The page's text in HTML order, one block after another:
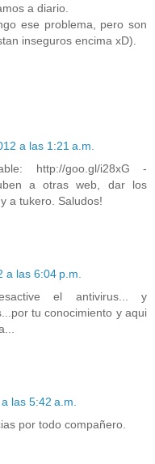
a diario.
ese problema, pero son
inseguros encima xD).
a las 1:21 a.m.
http://goo.gl/i28xG -
a otras web, dar los
a tukero. Saludos!
las 6:04 p.m.
el antivirus... y
tu conocimiento y aqui
las 5:42 a.m.
por todo compañero.